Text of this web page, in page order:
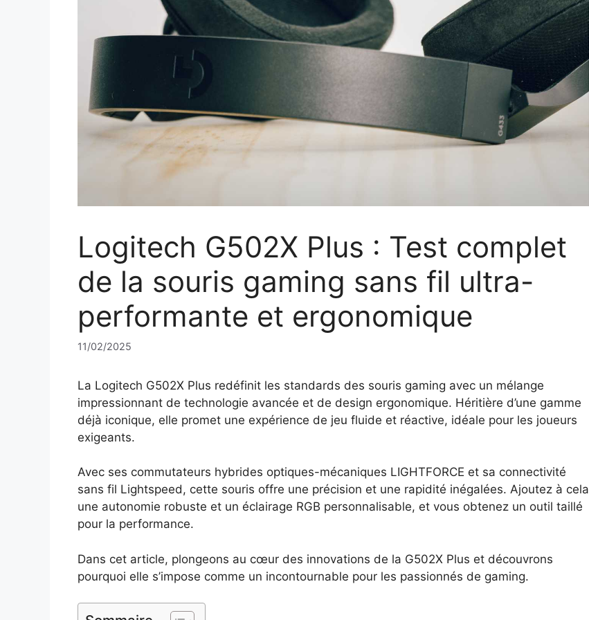
Logitech G502X Plus : Test complet
de la souris gaming sans fil ultra-
performante et ergonomique
11/02/2025
La Logitech G502X Plus redéfinit les standards des souris gaming avec un mélange
impressionnant de technologie avancée et de design ergonomique. Héritière d’une gamme
déjà iconique, elle promet une expérience de jeu fluide et réactive, idéale pour les joueurs
exigeants.
Avec ses commutateurs hybrides optiques-mécaniques LIGHTFORCE et sa connectivité
sans fil Lightspeed, cette souris offre une précision et une rapidité inégalées. Ajoutez à cela
une autonomie robuste et un éclairage RGB personnalisable, et vous obtenez un outil taillé
pour la performance.
Dans cet article, plongeons au cœur des innovations de la G502X Plus et découvrons
pourquoi elle s’impose comme un incontournable pour les passionnés de gaming.